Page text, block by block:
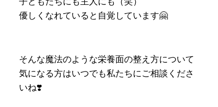
優しくなれていると自覚しています🤗
そんな魔法のような栄養面の整え方について
気になる方はいつでも私たちにご相談くださ
いね❣️